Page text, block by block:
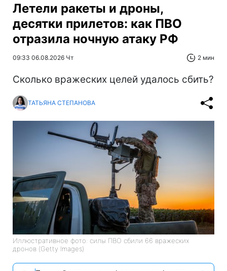
Летели ракеты и дроны,
десятки прилетов: как ПВО
отразила ночную атаку РФ
09:33 06.08.2026 Чт 2 мин
Сколько вражеских целей удалось сбить?
ТАТЬЯНА СТЕПАНОВА
Иллюстративное фото: силы ПВО сбили 66 вражеских
дронов (Getty Images)